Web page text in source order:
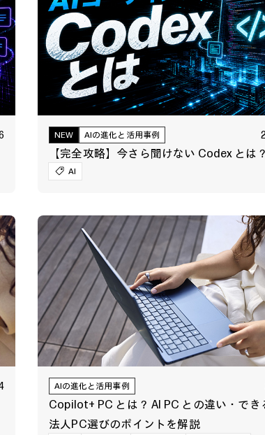
プリンター
NEW AIの進化と活用事例
【完全攻略】今さら聞けない Codex とは？
AI
AIの進化と活用事例
Copilot+ PC とは？ AI PC との違い・でき
法人PC選びのポイントを解説